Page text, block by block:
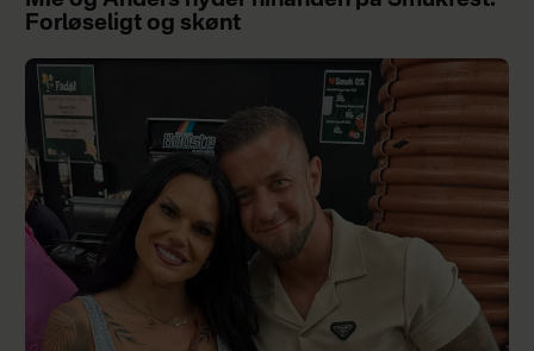
Forløseligt og skønt